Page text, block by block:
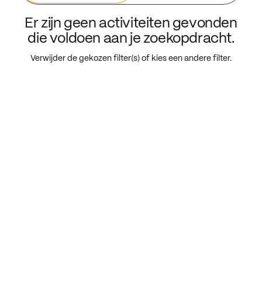
Er zijn geen activiteiten gevonden
die voldoen aan je zoekopdracht.
Verwijder de gekozen filter(s) of kies een andere filter.